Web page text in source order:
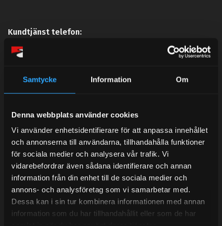
Samtycke Information Om
Denna webbplats använder cookies
Vi använder enhetsidentifierare för att anpassa innehållet
och annonserna till användarna, tillhandahålla funktioner
för sociala medier och analysera vår trafik. Vi
vidarebefordrar även sådana identifierare och annan
information från din enhet till de sociala medier och
annons- och analysföretag som vi samarbetar med.
Dessa kan i sin tur kombinera informationen med annan
information som du har tillhandahållit eller som de har
Kundtjänst telefon:
Semestertider.
under sommaren men med viss fördröjning. 2/7 -9/7 är
det helt stängt.
Tel:031- 51 66 60
E-post:info@streetperformance.se